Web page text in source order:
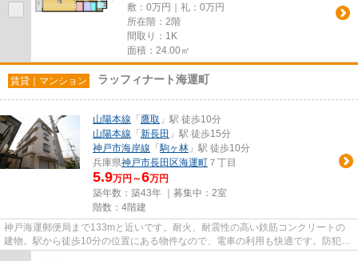
敷：0万円｜礼：0万円
所在階：2階
間取り：1K
面積：24.00㎡
賃貸｜マンション ラッフィナート海運町
山陽本線 「 鷹取 」駅 徒歩10分
山陽本線 「 新長田 」駅 徒歩15分
神戸市海岸線 「駒ヶ林 」駅 徒歩10分
兵庫県神戸市長田区海運町 ７丁目
5.9万円～6万円
築年数：築43年 ｜募集中： 2室
階数：4階建
神戸海運郵便局まで133mと近いです。耐火、耐震性の高い鉄筋コンクリートの
建物。駅から徒歩10分の位置にある物件なので、電車の利用も快適です。防犯対